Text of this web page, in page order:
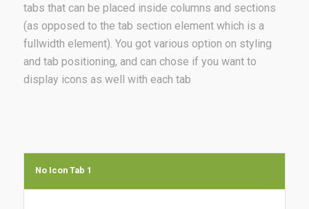
tabs that can be placed inside columns and sections
(as opposed to the tab section element which is a
fullwidth element). You got various option on styling
and tab positioning, and can chose if you want to
display icons as well with each tab
No Icon Tab 1